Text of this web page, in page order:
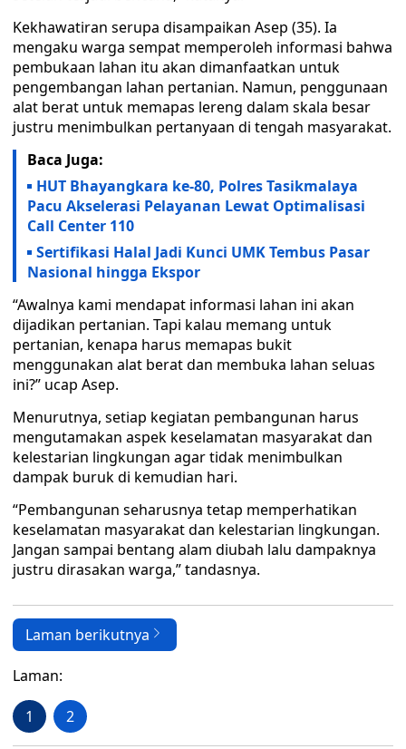
Kekhawatiran serupa disampaikan Asep (35). Ia
mengaku warga sempat memperoleh informasi bahwa
pembukaan lahan itu akan dimanfaatkan untuk
pengembangan lahan pertanian. Namun, penggunaan
alat berat untuk memapas lereng dalam skala besar
justru menimbulkan pertanyaan di tengah masyarakat.
Baca Juga:
HUT Bhayangkara ke-80, Polres Tasikmalaya
Pacu Akselerasi Pelayanan Lewat Optimalisasi
Call Center 110
Sertifikasi Halal Jadi Kunci UMK Tembus Pasar
Nasional hingga Ekspor
“Awalnya kami mendapat informasi lahan ini akan
dijadikan pertanian. Tapi kalau memang untuk
pertanian, kenapa harus memapas bukit
menggunakan alat berat dan membuka lahan seluas
ini?” ucap Asep.
Menurutnya, setiap kegiatan pembangunan harus
mengutamakan aspek keselamatan masyarakat dan
kelestarian lingkungan agar tidak menimbulkan
dampak buruk di kemudian hari.
“Pembangunan seharusnya tetap memperhatikan
keselamatan masyarakat dan kelestarian lingkungan.
Jangan sampai bentang alam diubah lalu dampaknya
justru dirasakan warga,” tandasnya.
Laman berikutnya
Laman:
1 2